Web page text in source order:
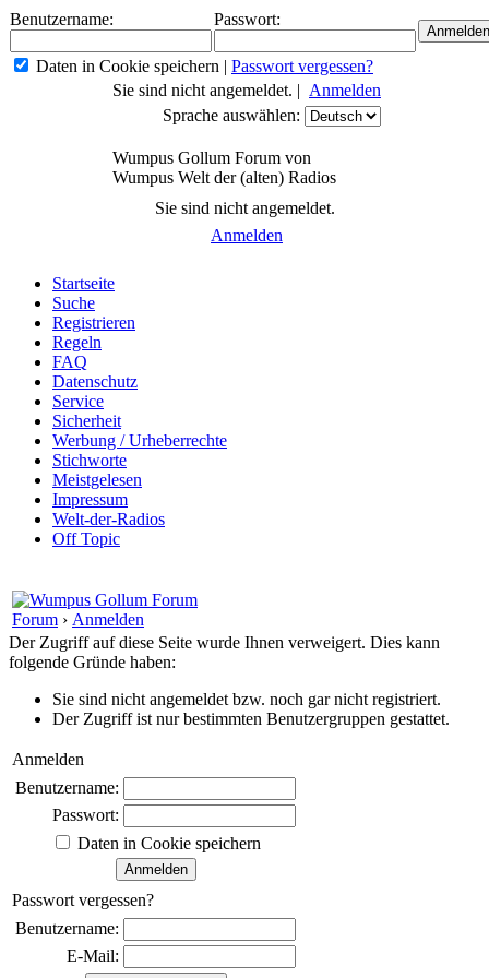
Benutzername: Passwort:
Daten in Cookie speichern | Passwort vergessen?
Sie sind nicht angemeldet. | Anmelden
Sprache auswählen:
Wumpus Gollum Forum von
Wumpus Welt der (alten) Radios
Sie sind nicht angemeldet.
Anmelden
Startseite
Suche
Registrieren
Regeln
FAQ
Datenschutz
Service
Sicherheit
Werbung / Urheberrechte
Stichworte
Meistgelesen
Impressum
Welt-der-Radios
Off Topic
Forum › Anmelden
Der Zugriff auf diese Seite wurde Ihnen verweigert. Dies kann
folgende Gründe haben:
Sie sind nicht angemeldet bzw. noch gar nicht registriert.
Der Zugriff ist nur bestimmten Benutzergruppen gestattet.
Anmelden
Benutzername:
Passwort:
Daten in Cookie speichern
Passwort vergessen?
Benutzername:
E-Mail: